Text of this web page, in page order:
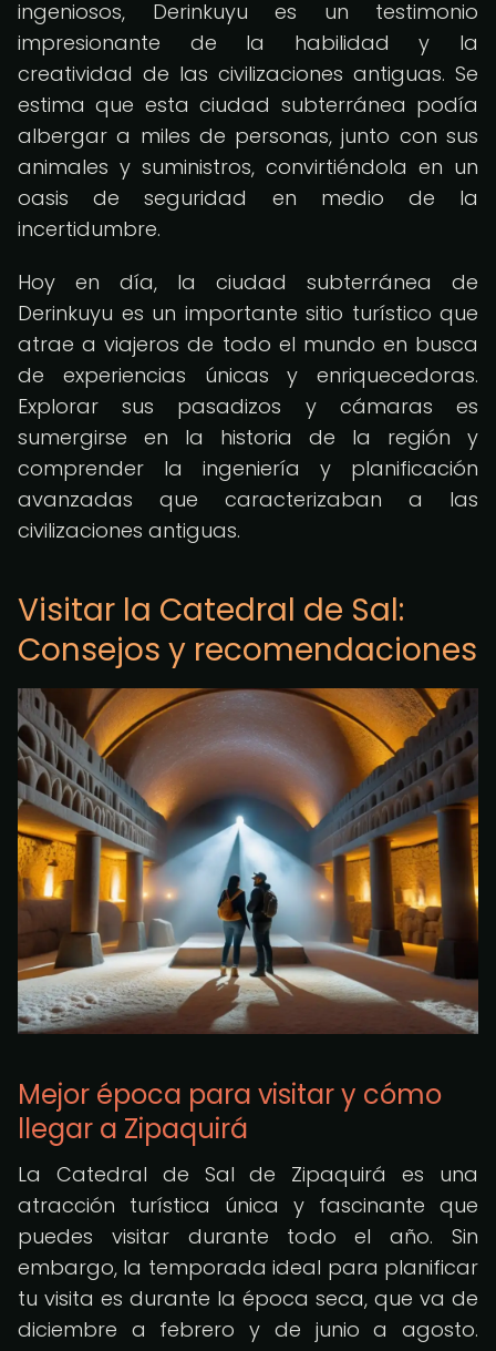
ingeniosos, Derinkuyu es un testimonio
impresionante de la habilidad y la
creatividad de las civilizaciones antiguas. Se
estima que esta ciudad subterránea podía
albergar a miles de personas, junto con sus
animales y suministros, convirtiéndola en un
oasis de seguridad en medio de la
incertidumbre.
Hoy en día, la ciudad subterránea de
Derinkuyu es un importante sitio turístico que
atrae a viajeros de todo el mundo en busca
de experiencias únicas y enriquecedoras.
Explorar sus pasadizos y cámaras es
sumergirse en la historia de la región y
comprender la ingeniería y planificación
avanzadas que caracterizaban a las
civilizaciones antiguas.
Visitar la Catedral de Sal:
Consejos y recomendaciones
Mejor época para visitar y cómo
llegar a Zipaquirá
La Catedral de Sal de Zipaquirá es una
atracción turística única y fascinante que
puedes visitar durante todo el año. Sin
embargo, la temporada ideal para planificar
tu visita es durante la época seca, que va de
diciembre a febrero y de junio a agosto.